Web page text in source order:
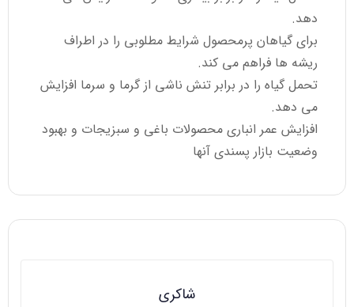
دهد.
برای گیاهان پرمحصول شرایط مطلوبی را در اطراف
ریشه ها فراهم می کند.
تحمل گیاه را در برابر تنش ناشی از گرما و سرما افزایش
می دهد.
افزایش عمر انباری محصولات باغی و سبزیجات و بهبود
وضعیت بازار پسندی آنها
شاکری